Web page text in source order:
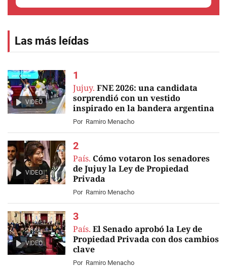
Las más leídas
VIDEO
Jujuy. FNE 2026: una candidata
sorprendió con un vestido
inspirado en la bandera argentina
Por Ramiro Menacho
VIDEO
País. Cómo votaron los senadores
de Jujuy la Ley de Propiedad
Privada
Por Ramiro Menacho
VIDEO
País. El Senado aprobó la Ley de
Propiedad Privada con dos cambios
clave
Por Ramiro Menacho